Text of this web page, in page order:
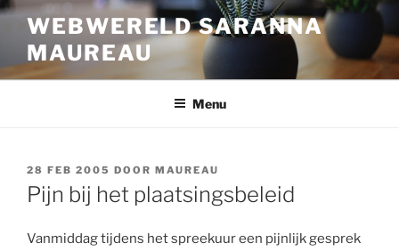
Ga
inhoud
WEBWERELD SARANNA
MAUREAU
Menu
GEPLAATST
OP
28 FEB 2005 DOOR MAUREAU
Pijn bij het plaatsingsbeleid
Vanmiddag tijdens het spreekuur een pijnlijk gesprek